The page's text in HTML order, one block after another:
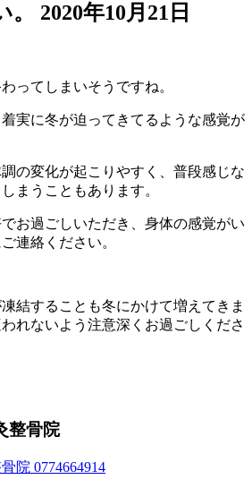
2020年10月21日
ってしまいそうですね。
実に冬が迫ってきてるような感覚が
の変化が起こりやすく、普段感じな
まうこともあります。
お過ごしいただき、身体の感覚がい
連絡ください。
結することも冬にかけて増えてきま
れないよう注意深くお過ごしくださ